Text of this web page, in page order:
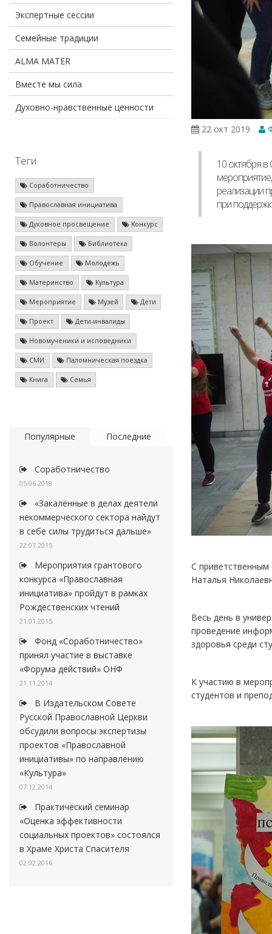
Экспертные сессии
Семейные традиции
ALMA MATER
Вместе мы сила
Духовно-нравственные ценности
Теги
Соработничество
Православная инициатива
Духовное просвещение Конкурс
Волонтеры Библиотека
Обучение Молодежь
Материнство Культура
Мероприятие Музей Дети
Проект Дети-инвалиды
Новомученики и исповедники
СМИ Паломническая поездка
Книга Семья
Популярные Последние
Соработничество
05.06.2018
«Закалённые в делах деятели
некоммерческого сектора найдут
в себе силы трудиться дальше»
22.07.2015
Мероприятия грантового
конкурса «Православная
инициатива» пройдут в рамках
Рождественских чтений
21.01.2015
Фонд «Соработничество»
принял участие в выставке
«Форума действий» ОНФ
21.11.2014
В Издательском Совете
Русской Православной Церкви
обсудили вопросы экспертизы
проектов «Православной
инициативы» по направлению
«Культура»
07.12.2014
Практический семинар
«Оценка эффективности
социальных проектов» состоялся
в Храме Христа Спасителя
02.02.2016
22 окт 2019
10 октября
реализации
при
С приветственным
Наталья
Весь день в
проведение
здоровья среди
К участию в
студентов и